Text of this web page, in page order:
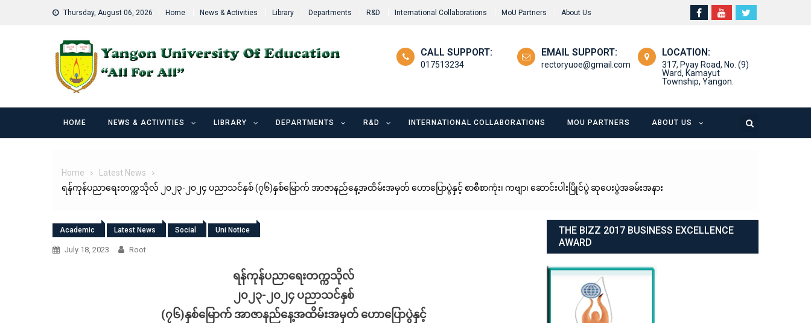
Thursday, August 06, 2026 Home News & Activities Library Departments R&D International Collaborations MoU Partners About Us
CALL SUPPORT:
017513234
EMAIL SUPPORT:
rectoryuoe@gmail.com
LOCATION:
317, Pyay Road, No. (9)
Ward, Kamayut
Township, Yangon.
HOME NEWS & ACTIVITIES LIBRARY DEPARTMENTS R&D INTERNATIONAL COLLABORATIONS MOU PARTNERS ABOUT US
Home
Latest News
ရန်ကုန်ပညာရေးတက္ကသိုလ် ၂၀၂၃-၂၀၂၄ ပညာသင်နှစ် (၇၆)နှစ်မြောက် အာဇာနည်နေ့အထိမ်းအမှတ် ဟောပြောပွဲနှင့် စာစီစာကုံး၊ ကဗျာ၊ ဆောင်းပါးပြိုင်ပွဲ ဆုပေးပွဲအခမ်းအနား
Academic Latest News Social Uni Notice
July 18, 2023 Root
ရန်ကုန်ပညာရေးတက္ကသိုလ်
၂၀၂၃-၂၀၂၄ ပညာသင်နှစ်
(၇၆)နှစ်မြောက် အာဇာနည်နေ့အထိမ်းအမှတ် ဟောပြောပွဲနှင့်
THE BIZZ 2017 BUSINESS EXCELLENCE
AWARD